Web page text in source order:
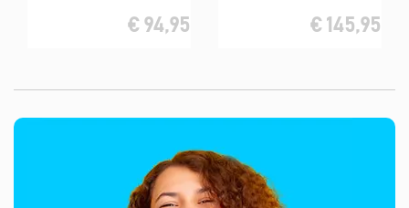
€ 94,95 € 145,95